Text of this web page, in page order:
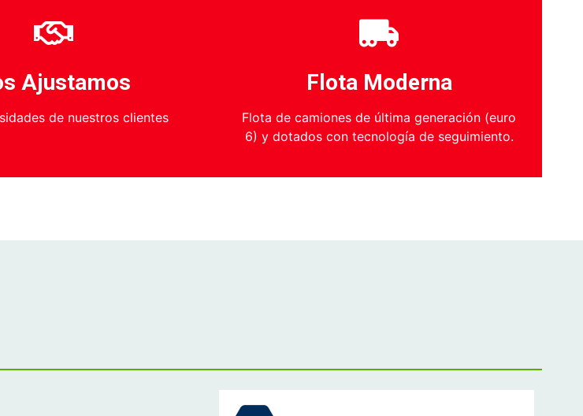
Ajustamos
de nuestros clientes
Flota Moderna
Flota de camiones de última generación (euro
6) y dotados con tecnología de seguimiento.